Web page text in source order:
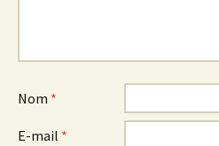
Nom *
E-mail *